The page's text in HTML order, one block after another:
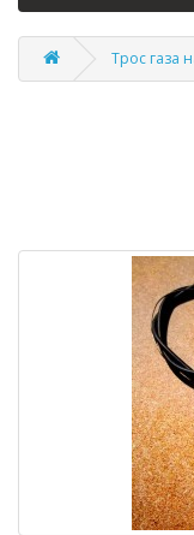
Трос газа